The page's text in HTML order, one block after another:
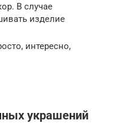
В случае
изделие
интересно,
украшений